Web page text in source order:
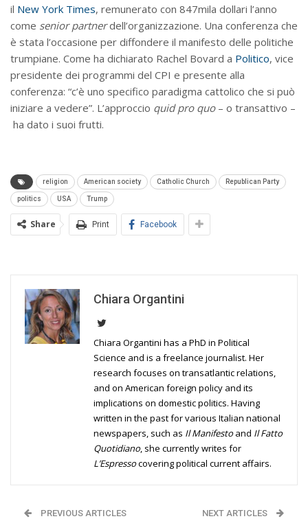
il New York Times, remunerato con 847mila dollari l’anno
come senior partnerdell’organizzazione. Una conferenza che
è stata l’occasione per diffondere il manifesto delle politiche
trumpiane. Come ha dichiarato Rachel Bovard a Politico, vice
presidente dei programmi del CPI e presente alla
conferenza: “c’è uno specifico paradigma cattolico che si può
iniziare a vedere”. L’approccio quid pro quo– o transattivo –
ha dato i suoi frutti.
religion American society Catholic Church Republican Party
politics USA Trump
Share Print Facebook
Chiara Organtini
Chiara Organtini has a PhD in Political
Science and is a freelance journalist. Her
research focuses on transatlantic relations,
and on American foreign policy and its
implications on domestic politics. Having
written in the past for various Italian national
newspapers, such as Il Manifestoand Il Fatto
Quotidiano, she currently writes for
L’Espressocovering political current affairs.
PREVIOUS ARTICLES NEXT ARTICLES